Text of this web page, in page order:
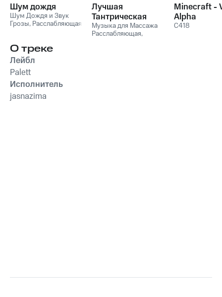
Шум дождя
Шум Дождя и Звук
Грозы, Расслабляющая
Лучшая
Тантрическая
Музыка для
Массажа и Любви
Музыка для Массажа
Расслабляющая,
Minecraft -
Alpha
C418
О треке
Лейбл
Palett
Исполнитель
jasnazima